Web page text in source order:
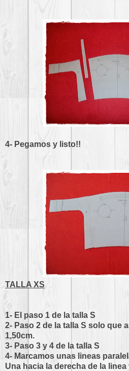
4- Pegamos y listo!!
TALLA XS
1- El paso 1 de la talla S
2- Paso 2 de la talla S solo que
1,50cm.
3- Paso 3 y 4 de la talla S
4- Marcamos unas lineas
Una hacia la derecha de la